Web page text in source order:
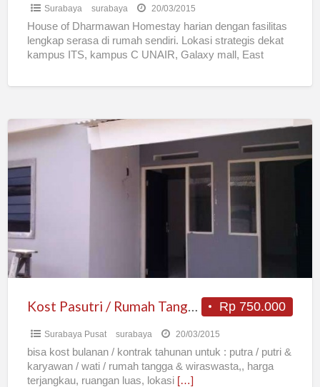
Surabaya surabaya 20/03/2015
House of Dharmawan Homestay harian dengan fasilitas
lengkap serasa di rumah sendiri. Lokasi strategis dekat
kampus ITS, kampus C UNAIR, Galaxy mall, East
Kost
Pasutri
/
Rumah
Tangga,karyawan,bujangan
Dll
Rp 750.000
Kost Pasutri / Rumah Tangga,karyawan,bujangan Dll
Surabaya Pusat surabaya 20/03/2015
bisa kost bulanan / kontrak tahunan untuk : putra / putri &
karyawan / wati / rumah tangga & wiraswasta,, harga
terjangkau, ruangan luas, lokasi […]